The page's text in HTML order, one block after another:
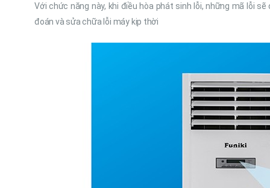
Với chức năng này, khi điều hòa phát sinh lỗi, những mã lỗi
đoán và sửa chữa lỗi máy kịp thời